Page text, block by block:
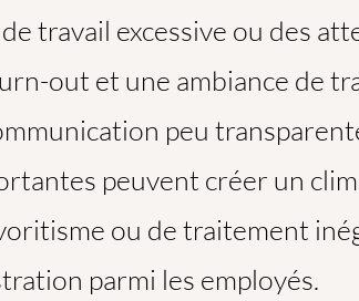
travail excessive ou des
out et une ambiance de
peu
peuvent créer un
ou de traitement
parmi les employés.